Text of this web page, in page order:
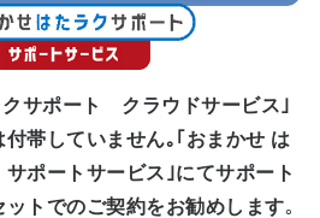
クサポート クラウドサービス｣
帯していません｡｢おまかせ は
ポートサービス｣にてサポート
ットでのご契約をお勧めします｡